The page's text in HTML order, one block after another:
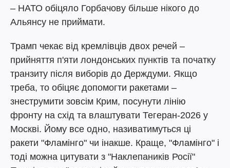
– НАТО обіцяло Горбачову більше нікого до
Альянсу не приймати.
Трамп чекає від кремлівців двох речей –
прийняття п'яти лондонських пунктів та початку
транзиту після виборів до Держдуми. Якщо
треба, то обіцяє допомогти ракетами –
знеструмити зовсім Крим, посунути лінію
фронту на схід та влаштувати Тегеран-2026 у
Москві. Йому все одно, називатимуться ці
ракети "Фламінго" чи інакше. Краще, "Фламінго" і
тоді можна цитувати з "Наклепаників Росії"